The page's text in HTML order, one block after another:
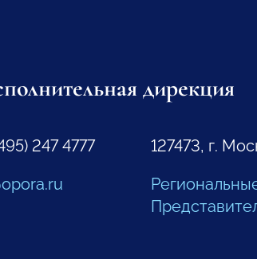
дирекция
247 4777
127473, г.